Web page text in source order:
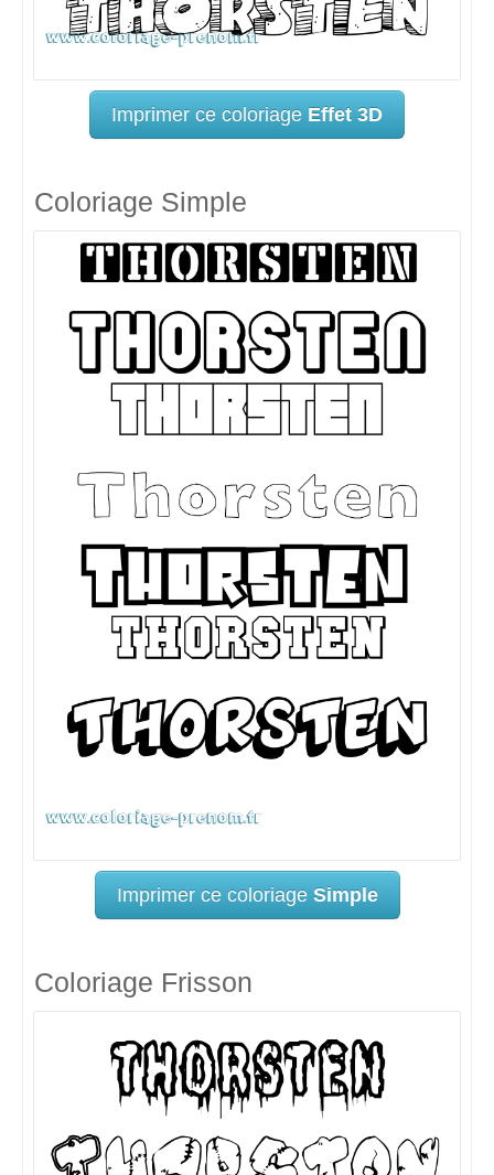
Imprimer ce coloriage Effet 3D
Coloriage Simple
Imprimer ce coloriage Simple
Coloriage Frisson